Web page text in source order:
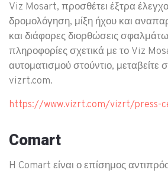
Viz Mosart, προσθέτει έξτρα
δρομολόγηση, μίξη ήχου και
και διάφορες διορθώσεις
πληροφορίες σχετικά με το Viz
αυτοματισμού στούντιο, μεταβείτε
vizrt.com.
https://www.vizrt.com/vizrt/press-
Comart
H Comart είναι ο επίσημος